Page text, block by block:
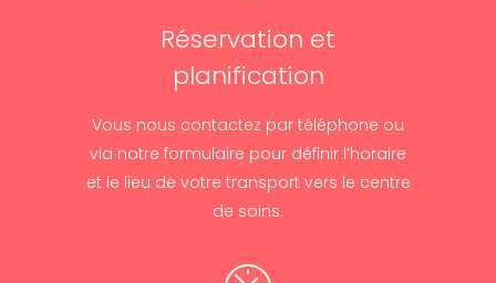
Réservation et
planification
Vous nous contactez par téléphone ou
via notre formulaire pour définir l’horaire
et le lieu de votre transport vers le centre
de soins.